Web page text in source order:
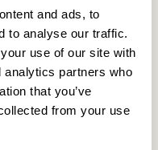
and ads, to
to analyse our traffic.
use of our site with
analytics partners who
that you’ve
from your use